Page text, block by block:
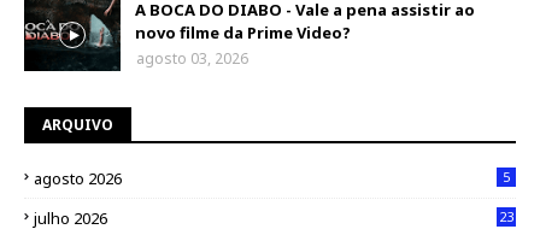
A BOCA DO DIABO - Vale a pena assistir ao
novo filme da Prime Video?
agosto 03, 2026
ARQUIVO
agosto 2026 5
julho 2026 23